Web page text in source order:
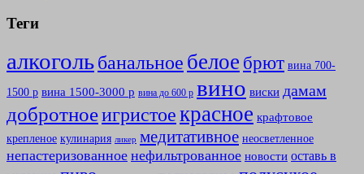
Теги
алкогольбанальное белое брют вина 700-
1500 р вина 1500-3000 р вина до 600 р вино виски дамам
добротноеигристоекрасное крафтовое
крепленое кулинария ликер медитативное неосветленное
непастеризованное нефильтрованное новости оставь в